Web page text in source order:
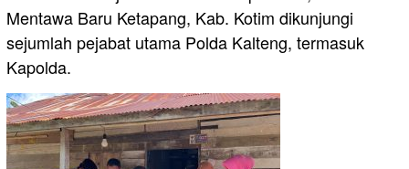
Mentawa Baru Ketapang, Kab. Kotim dikunjungi
sejumlah pejabat utama Polda Kalteng, termasuk
Kapolda.